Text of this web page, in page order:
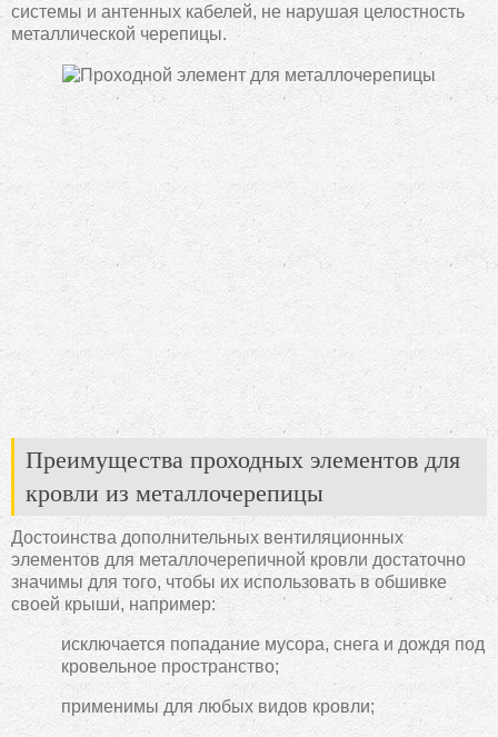
системы и антенных кабелей, не нарушая целостность
металлической черепицы.
Преимущества проходных элементов для
кровли из металлочерепицы
Достоинства дополнительных вентиляционных
элементов для металлочерепичной кровли достаточно
значимы для того, чтобы их использовать в обшивке
своей крыши, например:
исключается попадание мусора, снега и дождя под
кровельное пространство;
применимы для любых видов кровли;